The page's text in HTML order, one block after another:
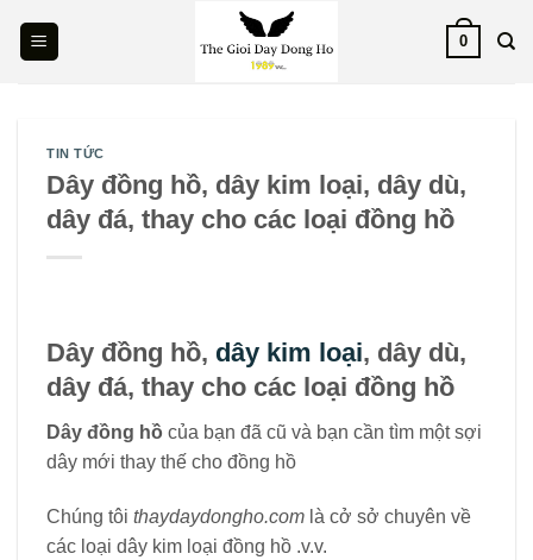
0
TIN TỨC
Dây đồng hồ, dây kim loại, dây dù,
dây đá, thay cho các loại đồng hồ
Dây đồng hồ, dây kim loại, dây dù,
dây đá, thay cho các loại đồng hồ
Dây đồng hồ của bạn đã cũ và bạn cần tìm một sợi
dây mới thay thế cho đồng hồ
Chúng tôi thaydaydongho.com là cở sở chuyên về
các loại dây kim loại đồng hồ .v.v.